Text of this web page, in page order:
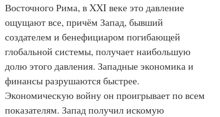
Восточного Рима, в XXI веке это давление
ощущают все, причём Запад, бывший
создателем и бенефициаром погибающей
глобальной системы, получает наибольшую
долю этого давления. Западные экономика и
финансы разрушаются быстрее.
Экономическую войну он проигрывает по всем
показателям. Запад получил искомую